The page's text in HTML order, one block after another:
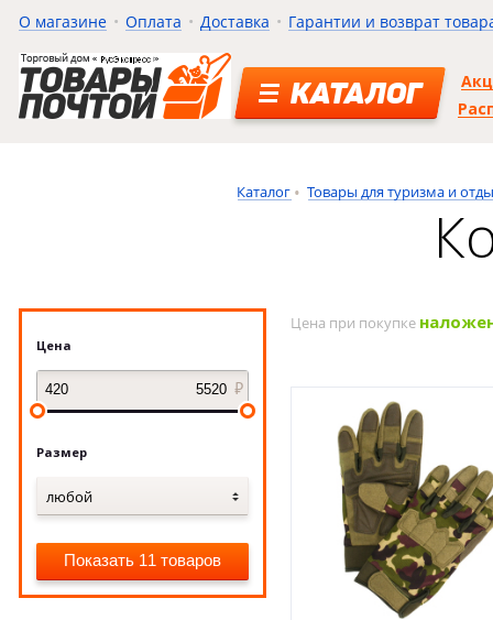
О магазине Оплата Доставка Гарантии и возврат
КАТАЛОГ
Каталог Товары для туризма и
Цена
Размер
любой
Показать 11 товаров
Цена при покупке